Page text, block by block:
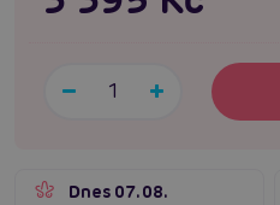
Dnes 07.08.